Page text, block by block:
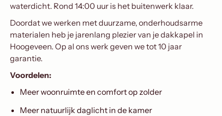
waterdicht. Rond 14:00 uur is het buitenwerk klaar.
Doordat we werken met duurzame, onderhoudsarme
materialen heb je jarenlang plezier van je dakkapel in
Hoogeveen. Op al ons werk geven we tot 10 jaar
garantie.
Voordelen:
Meer woonruimte en comfort op zolder
Meer natuurlijk daglicht in de kamer